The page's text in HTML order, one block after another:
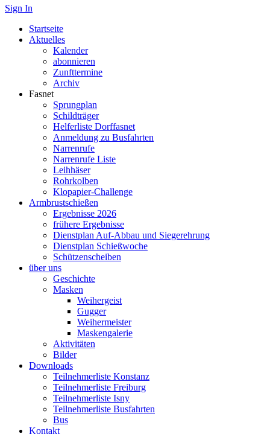
Sign In
Startseite
Aktuelles
Kalender
abonnieren
Zunfttermine
Archiv
Fasnet
Sprungplan
Schildträger
Helferliste Dorffasnet
Anmeldung zu Busfahrten
Narrenrufe
Narrenrufe Liste
Leihhäser
Rohrkolben
Klopapier-Challenge
Armbrustschießen
Ergebnisse 2026
frühere Ergebnisse
Dienstplan Auf-Abbau und Siegerehrung
Dienstplan Schießwoche
Schützenscheiben
über uns
Geschichte
Masken
Weihergeist
Gugger
Weihermeister
Maskengalerie
Aktivitäten
Bilder
Downloads
Teilnehmerliste Konstanz
Teilnehmerliste Freiburg
Teilnehmerliste Isny
Teilnehmerliste Busfahrten
Bus
Kontakt